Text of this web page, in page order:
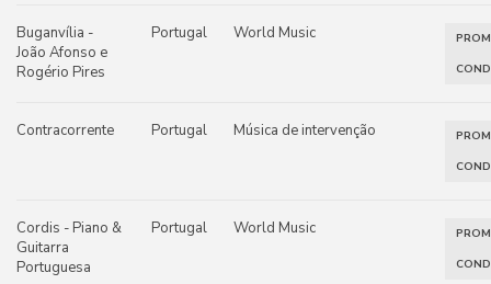
Buganvília -
João Afonso e
Rogério Pires
Portugal World Music
Contracorrente Portugal Música de intervenção
Cordis - Piano &
Guitarra
Portuguesa
Portugal World Music